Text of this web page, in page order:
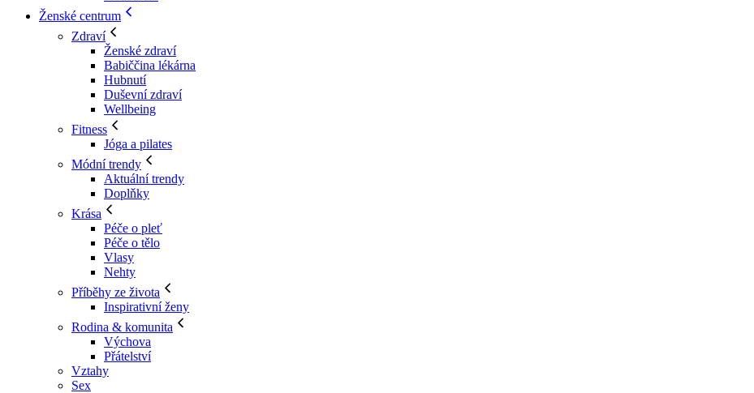
Ženské centrum
Zdraví
Ženské zdraví
Babiččina lékárna
Hubnutí
Duševní zdraví
Wellbeing
Fitness
Jóga a pilates
Módní trendy
Aktuální trendy
Doplňky
Krása
Péče o pleť
Péče o tělo
Vlasy
Nehty
Příběhy ze života
Inspirativní ženy
Rodina & komunita
Výchova
Přátelství
Vztahy
Sex